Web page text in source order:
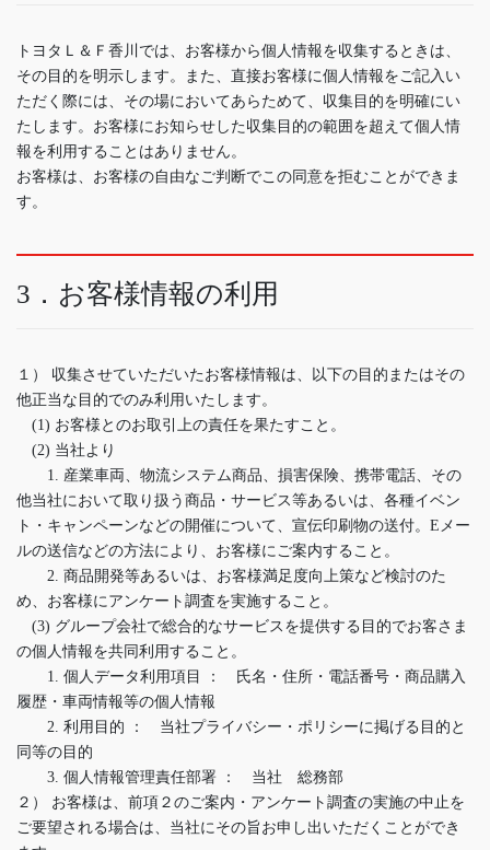
トヨタＬ＆Ｆ香川では、お客様から個人情報を収集するときは、
その目的を明示します。また、直接お客様に個人情報をご記入い
ただく際には、その場においてあらためて、収集目的を明確にい
たします。お客様にお知らせした収集目的の範囲を超えて個人情
報を利用することはありません。
お客様は、お客様の自由なご判断でこの同意を拒むことができま
す。
3．お客様情報の利用
１） 収集させていただいたお客様情報は、以下の目的またはその
他正当な目的でのみ利用いたします。
(1) お客様とのお取引上の責任を果たすこと。
(2) 当社より
1. 産業車両、物流システム商品、損害保険、携帯電話、その
他当社において取り扱う商品・サービス等あるいは、各種イベン
ト・キャンペーンなどの開催について、宣伝印刷物の送付。Eメー
ルの送信などの方法により、お客様にご案内すること。
2. 商品開発等あるいは、お客様満足度向上策など検討のた
め、お客様にアンケート調査を実施すること。
(3) グループ会社で総合的なサービスを提供する目的でお客さま
の個人情報を共同利用すること。
1. 個人データ利用項目 ： 氏名・住所・電話番号・商品購入
履歴・車両情報等の個人情報
2. 利用目的 ： 当社プライバシー・ポリシーに掲げる目的と
同等の目的
3. 個人情報管理責任部署 ： 当社 総務部
２） お客様は、前項２のご案内・アンケート調査の実施の中止を
ご要望される場合は、当社にその旨お申し出いただくことができ